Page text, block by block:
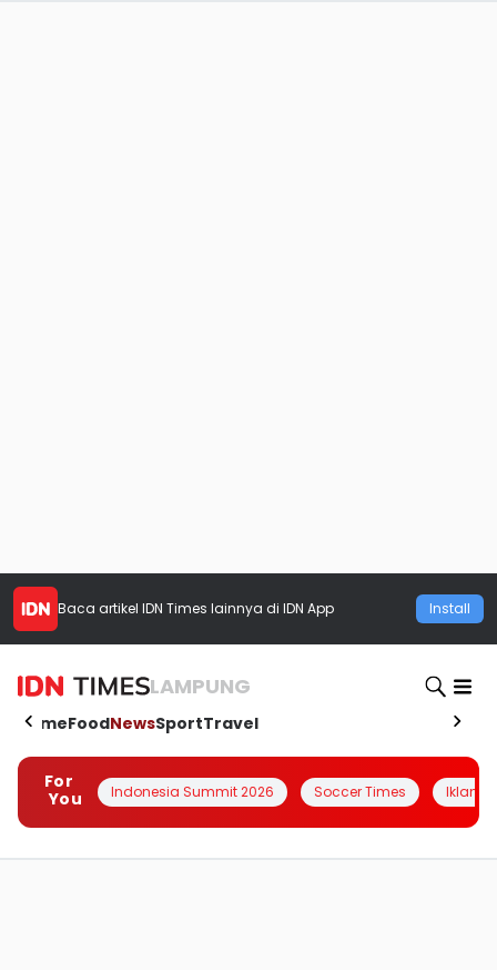
Baca artikel IDN Times lainnya di IDN App Install
LAMPUNG
HomeFoodNewsSportTravel
For
You
Indonesia Summit 2026 Soccer Times Iklanin